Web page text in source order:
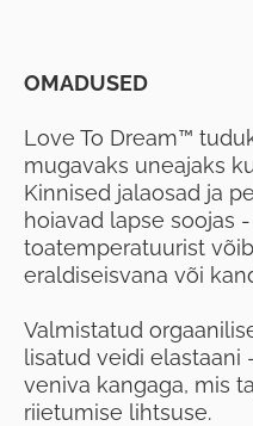
OMADUSED
Love To Dream™
mugavaks uneajaks
Kinnised jalaosad ja
hoiavad lapse soojas
toatemperatuurist
eraldiseisvana või
Valmistatud
lisatud veidi
veniva kangaga, mis
riietumise lihtsuse.